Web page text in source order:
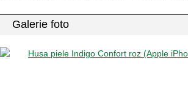
Galerie foto